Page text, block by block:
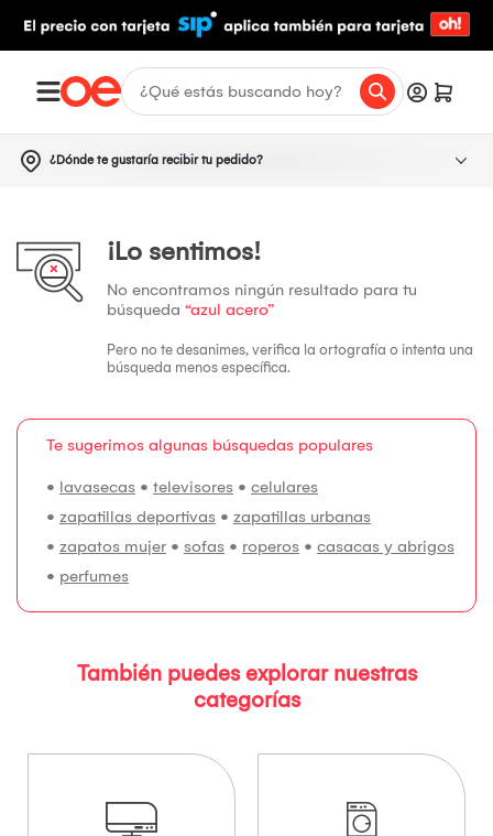
¿Dónde te gustaría recibir tu pedido?
¡Lo sentimos!
No encontramos ningún resultado para tu
búsqueda “azul acero”
Pero no te desanimes, verifica la ortografía o intenta una
búsqueda menos específica.
Te sugerimos algunas búsquedas populares
• lavasecas • televisores • celulares
• zapatillas deportivas • zapatillas urbanas
• zapatos mujer • sofas • roperos • casacas y abrigos
• perfumes
También puedes explorar nuestras
categorías